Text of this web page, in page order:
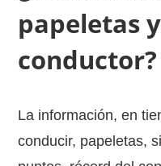
papeletas
conductor?
La información, en
conducir, papeletas,